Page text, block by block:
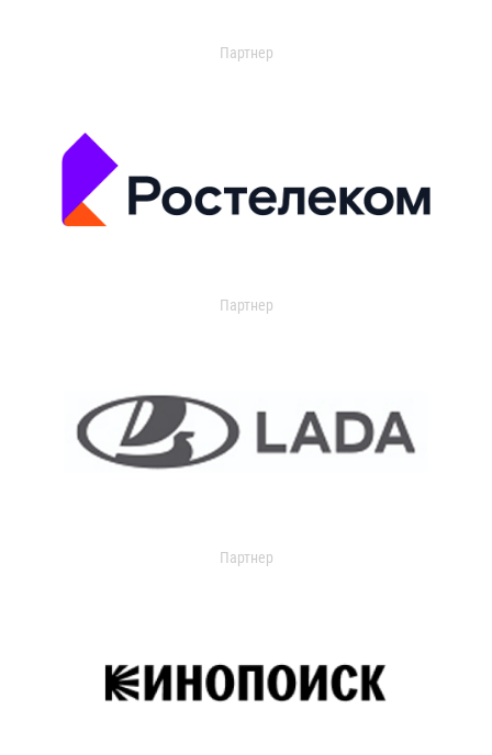
Партнер
Партнер
Партнер